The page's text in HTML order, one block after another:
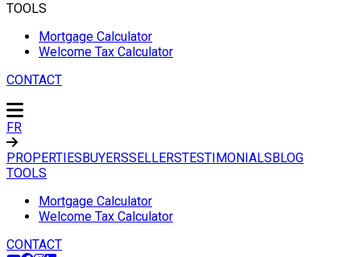
TOOLS
Mortgage Calculator
Welcome Tax Calculator
CONTACT
FR
PROPERTIESBUYERSSELLERSTESTIMONIALSBLOG
TOOLS
Mortgage Calculator
Welcome Tax Calculator
CONTACT